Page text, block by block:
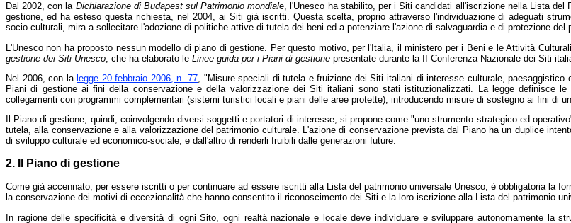
Dal 2002, con la Dichiarazione di Budapest sul Patrimonio mondiale, l'Unesco ha stabilito, per i Siti candidati all'iscrizione nella Lista del
gestione, ed ha esteso questa richiesta, nel 2004, ai Siti già iscritti. Questa scelta, proprio attraverso l'individuazione di adeguati
socio-culturali, mira a sollecitare l'adozione di politiche attive di tutela dei beni ed a potenziare l'azione di salvaguardia e di protezione
L'Unesco non ha proposto nessun modello di piano di gestione. Per questo motivo, per l'Italia, il ministero per i Beni e le Attività
gestione dei Siti Unesco , che ha elaborato le Linee guida per i Piani di gestione presentate durante la II Conferenza Nazionale dei Siti
Nel 2006, con la legge 20 febbraio 2006, n. 77 , "Misure speciali di tutela e fruizione dei Siti italiani di interesse culturale,
Piani di gestione ai fini della conservazione e della valorizzazione dei Siti italiani sono stati istituzionalizzati. La legge definisce
collegamenti con programmi complementari (sistemi turistici locali e piani delle aree protette), introducendo misure di sostegno ai fini di
Il Piano di gestione, quindi, coinvolgendo diversi soggetti e portatori di interesse, si propone come "uno strumento strategico ed
tutela, alla conservazione e alla valorizzazione del patrimonio culturale. L'azione di conservazione prevista dal Piano ha un duplice
di sviluppo culturale ed economico-sociale, e dall'altro di renderli fruibili dalle generazioni future.
2. Il Piano di gestione
Come già accennato, per essere iscritti o per continuare ad essere iscritti alla Lista del patrimonio universale Unesco, è obbligatoria la
la conservazione dei motivi di eccezionalità che hanno consentito il riconoscimento dei Siti e la loro iscrizione alla Lista del patrimonio
In ragione delle specificità e diversità di ogni Sito, ogni realtà nazionale e locale deve individuare e sviluppare autonomamente la